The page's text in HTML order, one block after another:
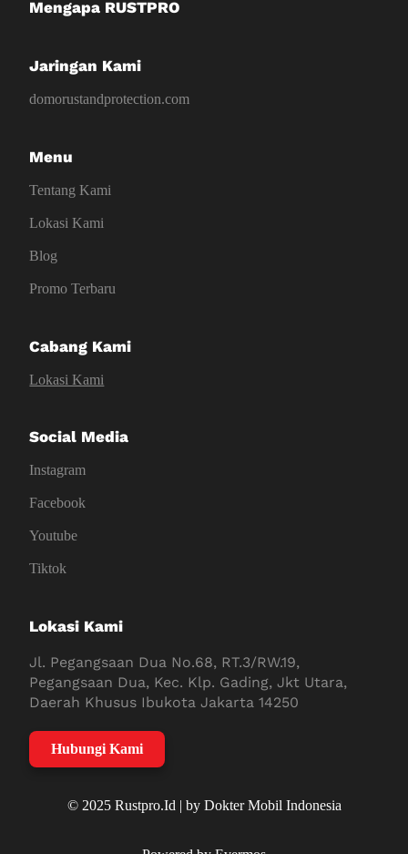
Mengapa RUSTPRO
Jaringan Kami
domorustandprotection.com
Menu
Tentang Kami
Lokasi Kami
Blog
Promo Terbaru
Cabang Kami
Lokasi Kami
Social Media
Instagram
Facebook
Youtube
Tiktok
Lokasi Kami
Jl. Pegangsaan Dua No.68, RT.3/RW.19,
Pegangsaan Dua, Kec. Klp. Gading, Jkt Utara,
Daerah Khusus Ibukota Jakarta 14250
Hubungi Kami
© 2025 Rustpro.Id | by Dokter Mobil Indonesia